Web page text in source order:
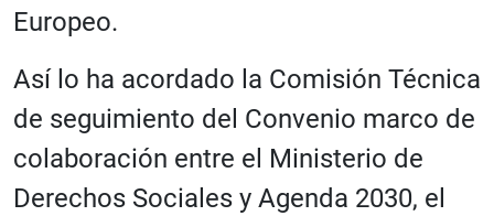
Europeo.
Así lo ha acordado la Comisión Técnica
de seguimiento del Convenio marco de
colaboración entre el Ministerio de
Derechos Sociales y Agenda 2030, el